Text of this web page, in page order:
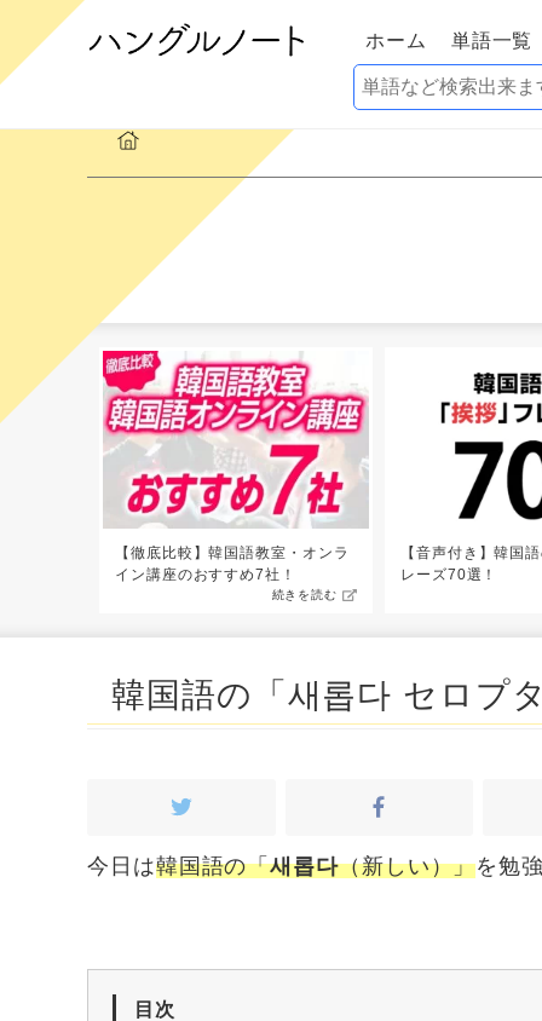
ホーム 単語一覧
【徹底比較】韓国語教室・オンラ
イン講座のおすすめ7社！
続きを読む
【音声付き】韓国
レーズ70選！
韓国語の「새롭다 セロプ
今日は韓国語の「새롭다（新しい）」を勉
目次